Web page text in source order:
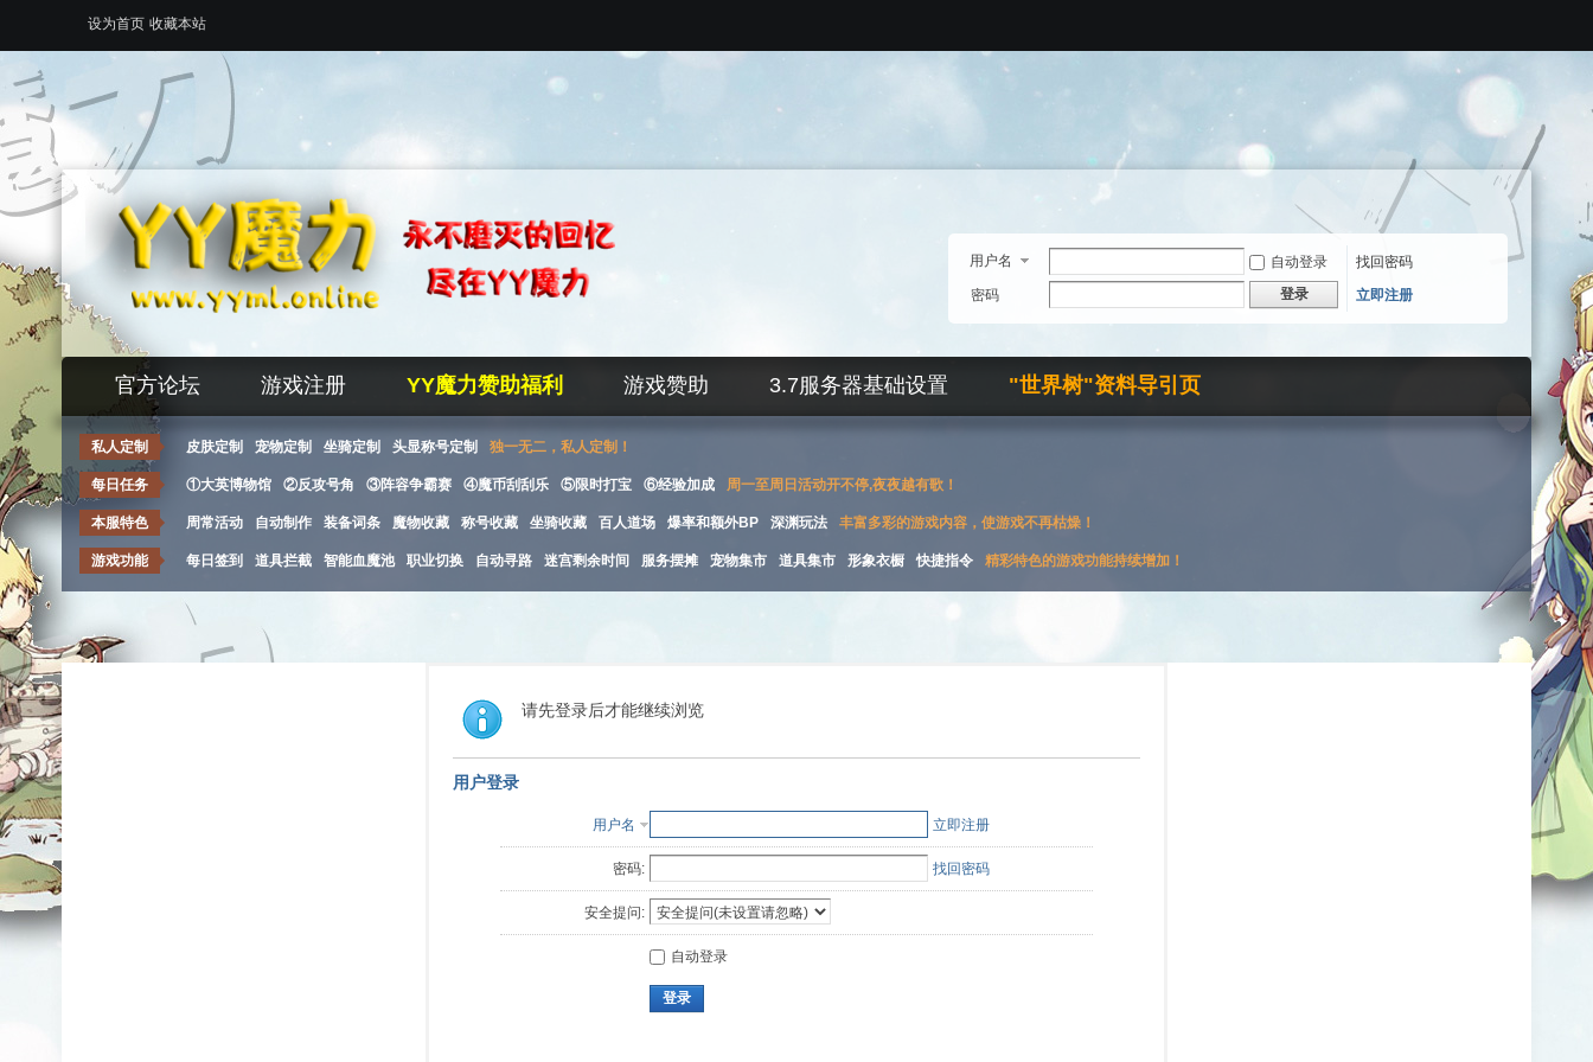
设为首页 收藏本站
用户名 自动登录
找回密码
密码
登录 立即注册
官方论坛 游戏注册 YY魔力赞助福利 游戏赞助 3.7服务器基础设置 "世界树"资料导引页
私人定制 皮肤定制 宠物定制 坐骑定制 头显称号定制 独一无二，私人定制！
每日任务 ①大英博物馆 ②反攻号角 ③阵容争霸赛 ④魔币刮刮乐 ⑤限时打宝 ⑥经验加成 周一至周日活动开不停,夜夜越有歌！
本服特色 周常活动 自动制作 装备词条 魔物收藏 称号收藏 坐骑收藏 百人道场 爆率和额外BP 深渊玩法 丰富多彩的游戏内容，使游戏不再枯燥！
游戏功能 每日签到 道具拦截 智能血魔池 职业切换 自动寻路 迷宫剩余时间 服务摆摊 宠物集市 道具集市 形象衣橱 快捷指令 精彩特色的游戏功能持续增加！
请先登录后才能继续浏览
用户登录
用户名 立即注册
密码: 找回密码
安全提问:
自动登录
登录